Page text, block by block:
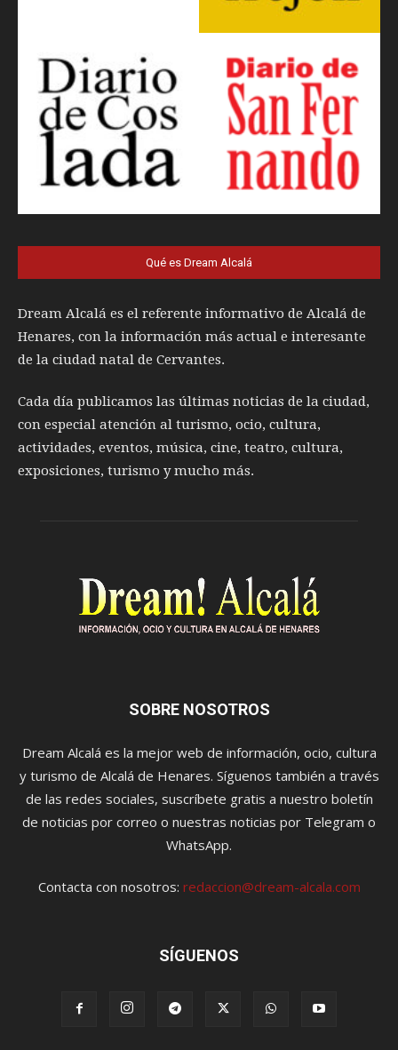
Qué es Dream Alcalá
Dream Alcalá es el referente informativo de Alcalá de
Henares, con la información más actual e interesante
de la ciudad natal de Cervantes.
Cada día publicamos las últimas noticias de la ciudad,
con especial atención al turismo, ocio, cultura,
actividades, eventos, música, cine, teatro, cultura,
exposiciones, turismo y mucho más.
SOBRE NOSOTROS
Dream Alcalá es la mejor web de información, ocio, cultura
y turismo de Alcalá de Henares. Síguenos también a través
de las redes sociales, suscríbete gratis a nuestro boletín
de noticias por correo o nuestras noticias por Telegram o
WhatsApp.
Contacta con nosotros: redaccion@dream-alcala.com
SÍGUENOS